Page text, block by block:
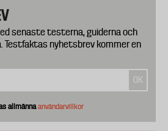
senaste testerna, guiderna och
Testfaktas nyhetsbrev kommer en
allmännaanvändarvillkor